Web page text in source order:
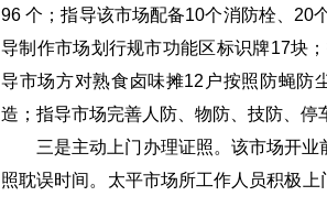
96 个；指导该市场配备10个消防栓、20
导制作市场划行规市功能区标识牌17块
导市场方对熟食卤味摊12户按照防蝇防
造；指导市场完善人防、物防、技防、停
三是主动上门办理证照。该市场开
照耽误时间。太平市场所工作人员积极